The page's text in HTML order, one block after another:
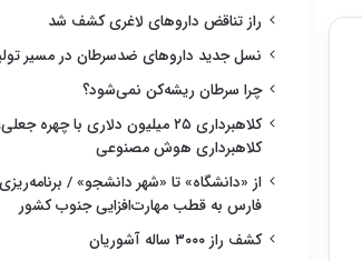
راز تناقض داروهای لاغری کشف شد
نسل جدید داروهای ضدسرطان در مسیر
چرا سرطان ریشه‌کن نمی‌شود؟
کلاهبرداری ۲۵ میلیون دلاری با چهره
کلاهبرداری هوش مصنوعی
از «دانشگاه» تا «شهر دانشجو» /
فارس به قطب مهارت‌افزایی جنوب کشور
کشف راز ۳۰۰۰ ساله آشوریان